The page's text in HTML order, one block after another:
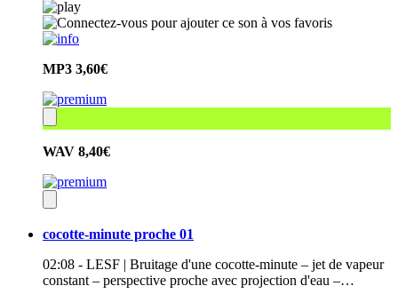
MP3 3,60€
WAV 8,40€
cocotte-minute proche 01
02:08 - LESF | Bruitage d'une cocotte-minute – jet de vapeur
constant – perspective proche avec projection d'eau –…